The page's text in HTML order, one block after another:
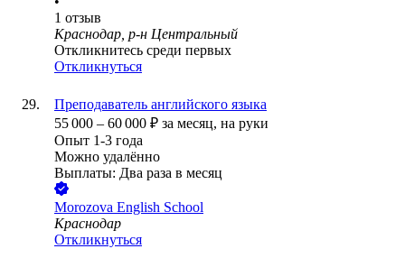
1 отзыв
Краснодар, р-н Центральный
Откликнитесь среди первых
Откликнуться
Преподаватель английского языка
55 000 – 60 000 ₽ за месяц, на руки
Опыт 1-3 года
Можно удалённо
Выплаты: Два раза в месяц
Morozova English School
Краснодар
Откликнуться